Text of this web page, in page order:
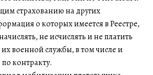
страхованию на других
о которых имеется в Реестре,
не исчислять и не платить
военной службы, в том числе и
контракту.